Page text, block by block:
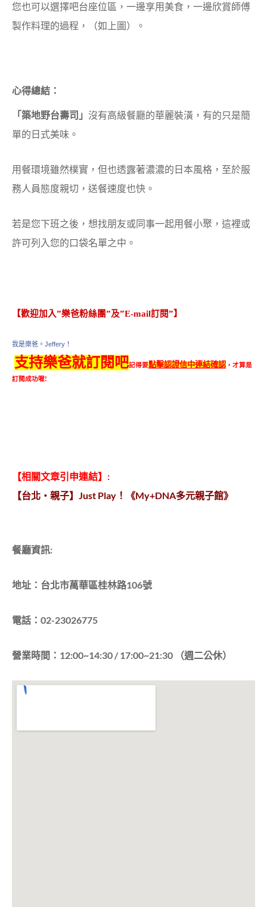
您也可以選擇吧台座位區，一邊享用美食，一邊欣賞師傅
製作料理的過程，（如上圖）。
心得總結：
「築地野台壽司」 沒有高級餐廳的華麗裝潢，有的只是簡
單的日式美味。
用餐環境雖然樸實，但也透露著濃濃的日本風格，至於服
務人員態度親切，送餐速度也快。
若是您下班之後，想找朋友或同事一起用餐小聚，這裡或
許可列入您的口袋名單之中。
【歡迎加入”樂爸粉絲團”及”E-mail訂閱”】
我是樂爸。Jeffery！
支持樂爸就訂閱吧記得要點擊認證信中連結確認，才算是
訂閱成功喔!
【相關文章引申連結】:
【台北‧親子】Just Play！《My+DNA多元親子館》
餐廳資訊:
地址：台北市萬華區桂林路106號
電話：02-23026775
營業時間：12:00~14:30 / 17:00~21:30 （週二公休）